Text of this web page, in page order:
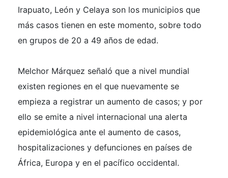
Irapuato, León y Celaya son los municipios que
más casos tienen en este momento, sobre todo
en grupos de 20 a 49 años de edad.
Melchor Márquez señaló que a nivel mundial
existen regiones en el que nuevamente se
empieza a registrar un aumento de casos; y por
ello se emite a nivel internacional una alerta
epidemiológica ante el aumento de casos,
hospitalizaciones y defunciones en países de
África, Europa y en el pacífico occidental.